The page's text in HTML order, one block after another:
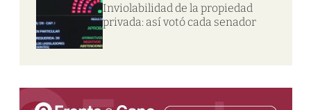
Inviolabilidad de la propiedad
privada: así votó cada senador